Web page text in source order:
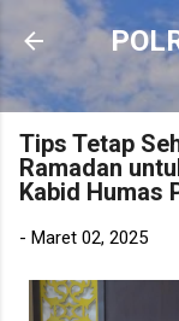
Tips Tetap
Ramadan
Kabid Humas
- Maret 02, 2025